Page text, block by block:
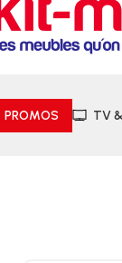
PROMOS TV